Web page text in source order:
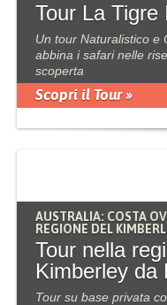
Tour La Tigre
Un tour Naturalistico e
abbina i safari nelle
scoperta
Scopri il Tour »
AUSTRALIA: COSTA
REGIONE DEL
Tour nella
Kimberley da
Tour su base privata